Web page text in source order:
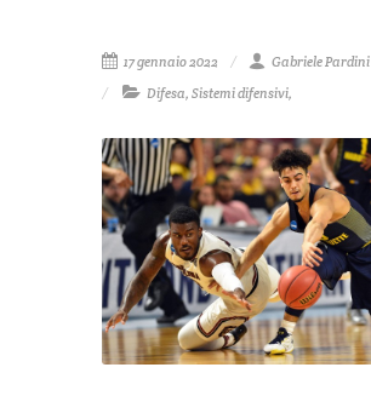
17 gennaio 2022
Gabriele Pardini
Difesa, Sistemi difensivi,